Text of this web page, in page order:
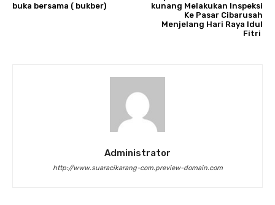
buka bersama ( bukber)
kunang Melakukan Inspeksi
Ke Pasar Cibarusah
Menjelang Hari Raya Idul
Fitri
Administrator
http://www.suaracikarang-com.preview-domain.com